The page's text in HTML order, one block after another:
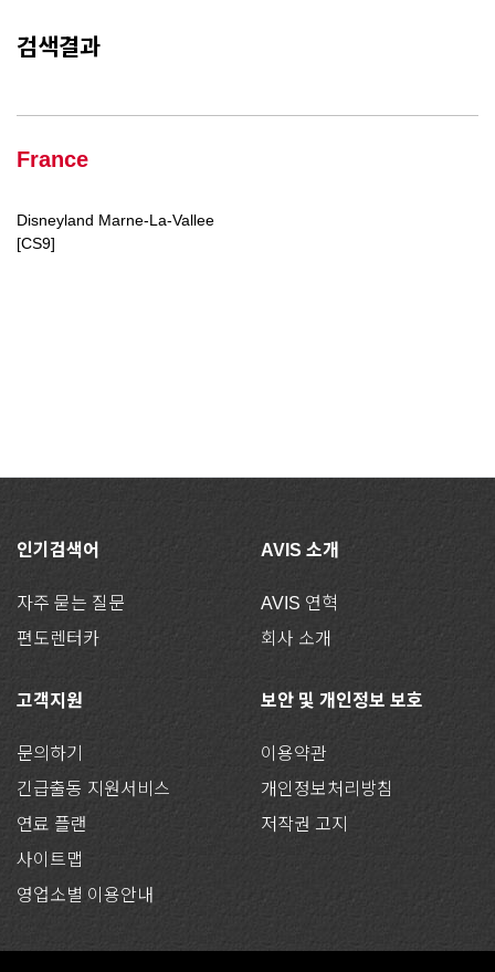
검색결과
France
Disneyland Marne-La-Vallee
[CS9]
인기검색어
자주 묻는 질문
편도렌터카
AVIS 소개
AVIS 연혁
회사 소개
고객지원
문의하기
긴급출동 지원서비스
연료 플랜
사이트맵
영업소별 이용안내
보안 및 개인정보 보호
이용약관
개인정보처리방침
저작권 고지